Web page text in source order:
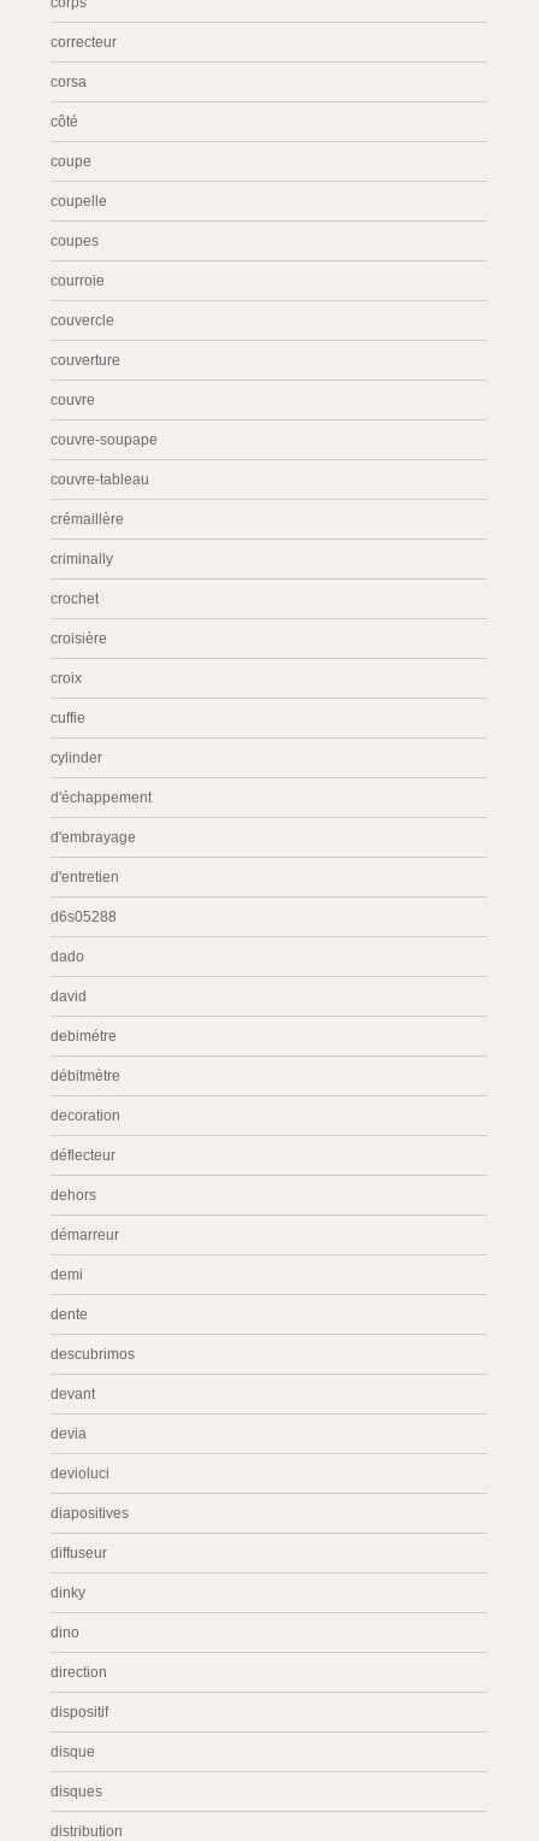
correcteur
corsa
côté
coupe
coupelle
coupes
courroie
couvercle
couverture
couvre
couvre-soupape
couvre-tableau
crémaillère
criminally
crochet
croisière
croix
cuffie
cylinder
d'échappement
d'embrayage
d'entretien
d6s05288
dado
david
debimétre
débitmètre
decoration
déflecteur
dehors
démarreur
demi
dente
descubrimos
devant
devia
devioluci
diapositives
diffuseur
dinky
dino
direction
dispositif
disque
disques
distribution